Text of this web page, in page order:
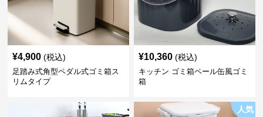
¥4,900 (税込)
足踏み式角型ペダル式ゴミ箱ス
リムタイプ
¥10,360 (税込)
キッチン ゴミ箱ペール缶風ゴミ
箱
人気